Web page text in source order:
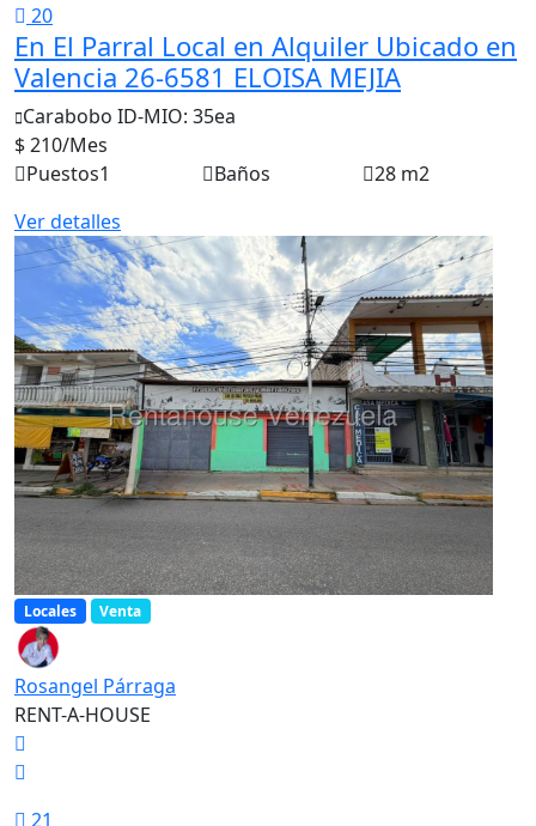
20
En El Parral Local en Alquiler Ubicado en
Valencia 26-6581 ELOISA MEJIA
Carabobo ID-MIO: 35ea
$ 210/Mes
Puestos1 Baños
28 m2
Ver detalles
Locales Venta
Rosangel Párraga
RENT-A-HOUSE
21